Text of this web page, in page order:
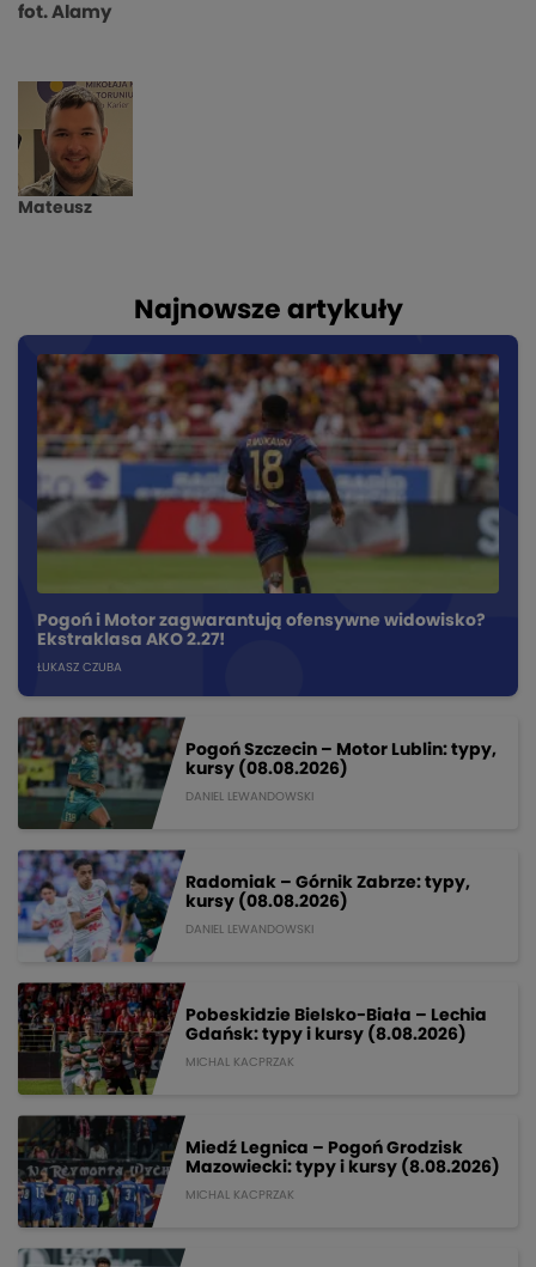
fot. Alamy
Mateusz
Najnowsze artykuły
Pogoń i Motor zagwarantują ofensywne widowisko?
Ekstraklasa AKO 2.27!
ŁUKASZ CZUBA
Pogoń Szczecin – Motor Lublin: typy,
kursy (08.08.2026)
DANIEL LEWANDOWSKI
Radomiak – Górnik Zabrze: typy,
kursy (08.08.2026)
DANIEL LEWANDOWSKI
Pobeskidzie Bielsko-Biała – Lechia
Gdańsk: typy i kursy (8.08.2026)
MICHAL KACPRZAK
Miedź Legnica – Pogoń Grodzisk
Mazowiecki: typy i kursy (8.08.2026)
MICHAL KACPRZAK